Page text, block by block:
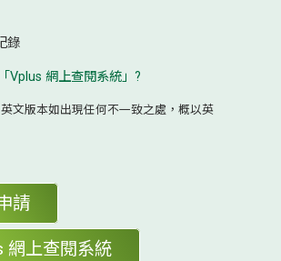
錄
Vplus 網上查閱系統」?
文版本如出現任何不一致之處，概以英
請
網上查閱系統